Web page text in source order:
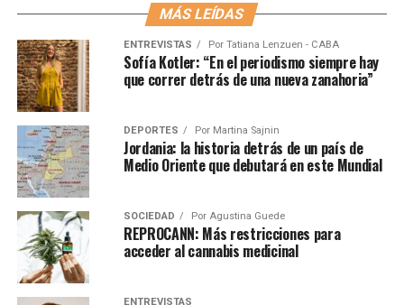
MÁS LEÍDAS
ENTREVISTAS Por Tatiana Lenzuen - CABA
Sofía Kotler: “En el periodismo siempre hay
que correr detrás de una nueva zanahoria”
DEPORTES Por Martina Sajnin
Jordania: la historia detrás de un país de
Medio Oriente que debutará en este Mundial
SOCIEDAD Por Agustina Guede
REPROCANN: Más restricciones para
acceder al cannabis medicinal
ENTREVISTAS